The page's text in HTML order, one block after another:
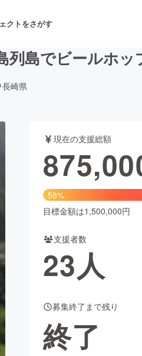
クトをさがす
・パフォーマンス
・漫画
ーティー・ヘルスケア
Creation
ュニティ
島でビールホッ
長崎県
現在の支援総額
58%
目標金額は1,500,000円
支援者数
23人
募集終了まで残り
終了